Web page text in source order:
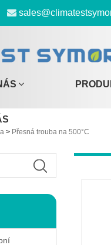
> Přesná trouba na 500°C